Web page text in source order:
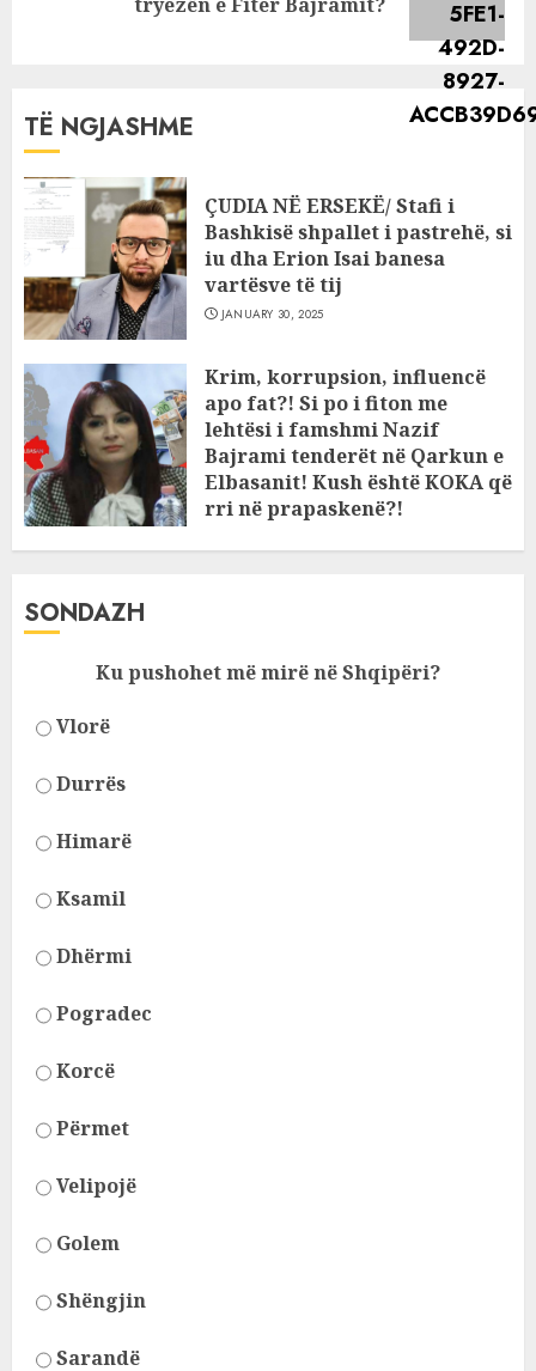
TË NGJASHME
ÇUDIA NË ERSEKË/ Stafi i
Bashkisë shpallet i pastrehë, si
iu dha Erion Isai banesa
vartësve të tij
JANUARY 30, 2025
Krim, korrupsion, influencë
apo fat?! Si po i fiton me
lehtësi i famshmi Nazif
Bajrami tenderët në Qarkun e
Elbasanit! Kush është KOKA që
rri në prapaskenë?!
SONDAZH
Ku pushohet më mirë në Shqipëri?
Vlorë
Durrës
Himarë
Ksamil
Dhërmi
Pogradec
Korcë
Përmet
Velipojë
Golem
Shëngjin
Sarandë